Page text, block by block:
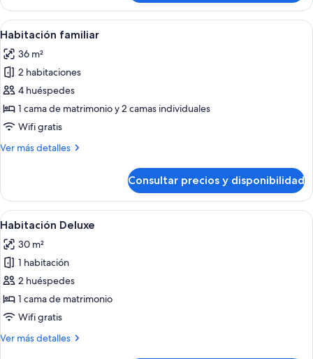
estándar
doble
Abrir
todas
las
fotos
de
Habitación
familiar
Habitación de hotel con cama,
2
Habitación familiar
36 m²
2 habitaciones
4 huéspedes
1 cama de matrimonio y 2 camas individuales
Wifi gratis
Ver más detalles
Más
familiar
Consultar precios y disponibilidad
Abrir
todas
las
fotos
de
Habitación
Deluxe
Una habitación de hotel con una
3
Habitación Deluxe
30 m²
1 habitación
2 huéspedes
1 cama de matrimonio
Wifi gratis
Ver más detalles
Más